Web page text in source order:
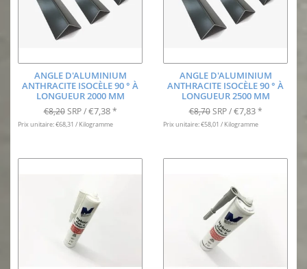
ANGLE D'ALUMINIUM
ANTHRACITE ISOCÈLE 90 ° À
LONGUEUR 2000 MM
€8,20 SRP /€7,38 *
Prix unitaire: €68,31 / Kilogramme
ANGLE D'ALUMINIUM
ANTHRACITE ISOCÈLE 90 ° À
LONGUEUR 2500 MM
€8,70 SRP /€7,83 *
Prix unitaire: €58,01 / Kilogramme